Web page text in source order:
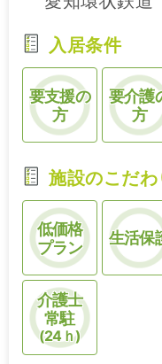
入居条件
要支援の
方
要介護
方
施設のこだ
低価格
プラン
生活保
介護士
常駐
(24ｈ)